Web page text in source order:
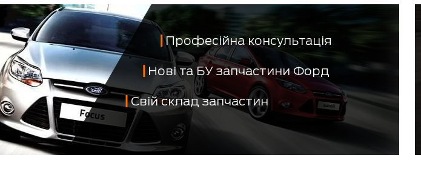
Професійна консультація
Нові та БУ запчастини Форд
Свій склад запчастин